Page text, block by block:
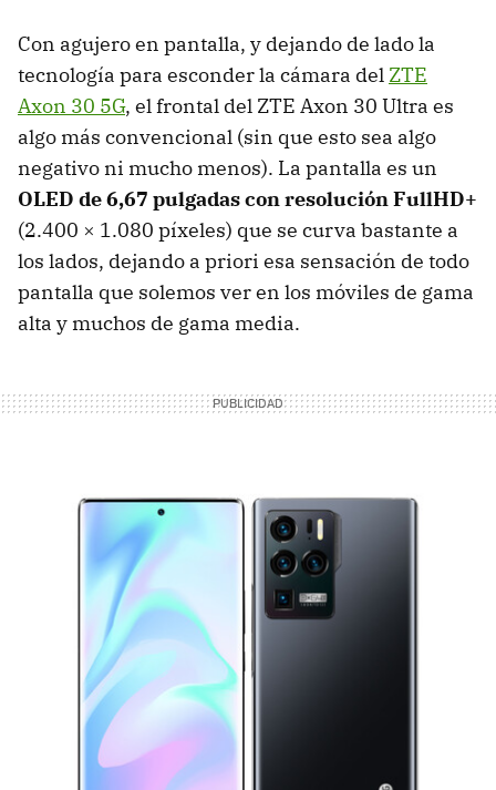
Con agujero en pantalla, y dejando de lado la
tecnología para esconder la cámara del ZTE
Axon 30 5G, el frontal del ZTE Axon 30 Ultra es
algo más convencional (sin que esto sea algo
negativo ni mucho menos). La pantalla es un
OLED de 6,67 pulgadas con resolución FullHD+
(2.400 × 1.080 píxeles) que se curva bastante a
los lados, dejando a priori esa sensación de todo
pantalla que solemos ver en los móviles de gama
alta y muchos de gama media.